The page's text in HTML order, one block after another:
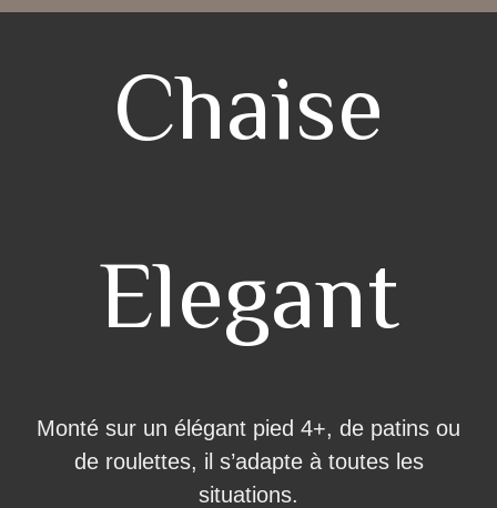
Chaise
Elegant
Monté sur un élégant pied 4+, de patins ou
de roulettes, il s’adapte à toutes les
situations.